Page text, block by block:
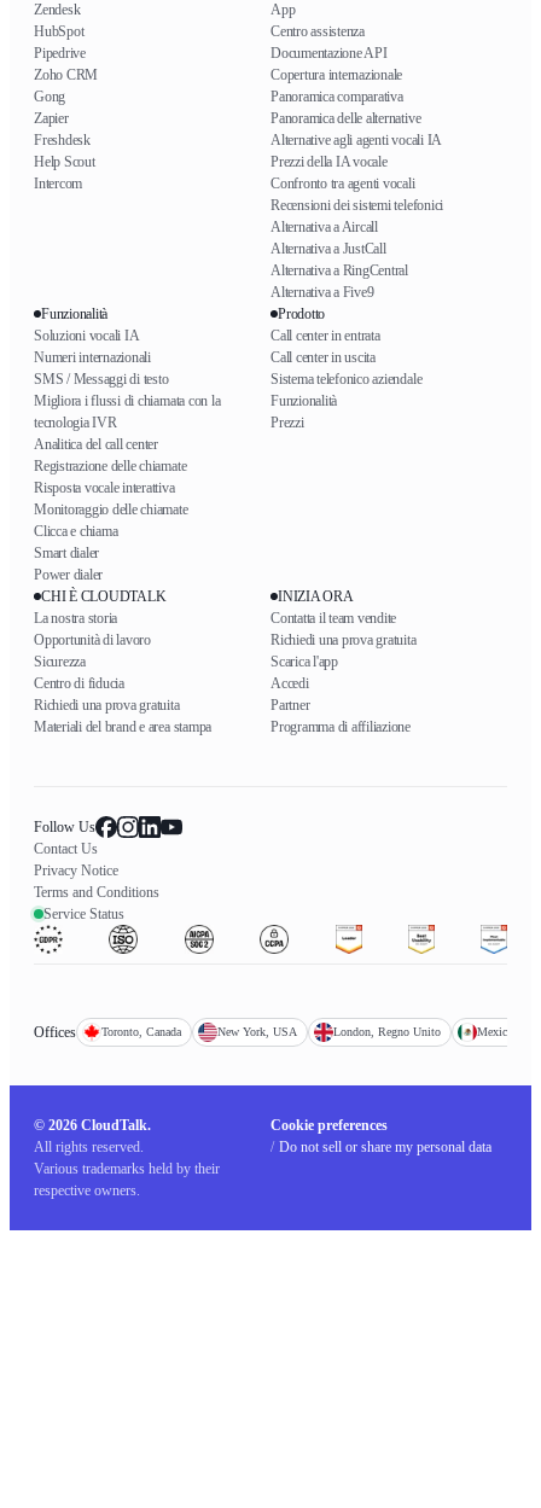
Zendesk
HubSpot
Pipedrive
Zoho CRM
Gong
Zapier
Freshdesk
Help Scout
Intercom
App
Centro assistenza
Documentazione API
Copertura internazionale
Panoramica comparativa
Panoramica delle alternative
Alternative agli agenti vocali IA
Prezzi della IA vocale
Confronto tra agenti vocali
Recensioni dei sistemi telefonici
Alternativa a Aircall
Alternativa a JustCall
Alternativa a RingCentral
Alternativa a Five9
Funzionalità
Soluzioni vocali IA
Numeri internazionali
SMS / Messaggi di testo
Migliora i flussi di chiamata con la
tecnologia IVR
Analitica del call center
Registrazione delle chiamate
Risposta vocale interattiva
Monitoraggio delle chiamate
Clicca e chiama
Smart dialer
Power dialer
Prodotto
Call center in entrata
Call center in uscita
Sistema telefonico aziendale
Funzionalità
Prezzi
CHI È CLOUDTALK
La nostra storia
Opportunità di lavoro
Sicurezza
Centro di fiducia
Richiedi una prova gratuita
Materiali del brand e area stampa
INIZIA ORA
Contatta il team vendite
Richiedi una prova gratuita
Scarica l'app
Accedi
Partner
Programma di affiliazione
Follow Us
Contact Us
Privacy Notice
Terms and Conditions
Service Status
Offices Toronto, Canada New York, USA London, Regno Unito Mexico
© 2026 CloudTalk.
All rights reserved.
Various trademarks held by their
respective owners.
Cookie preferences
/ Do not sell or share my personal data